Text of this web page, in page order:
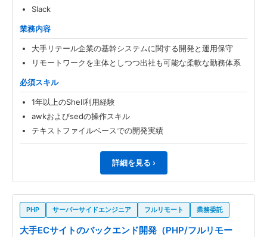
Slack
業務内容
大手リテール企業の基幹システムに関する開発と運用保守
リモートワークを主体としつつ出社も可能な柔軟な勤務体系
必須スキル
1年以上のShell利用経験
awkおよびsedの操作スキル
テキストファイルベースでの開発実績
詳細を見る ›
PHP サーバーサイドエンジニア フルリモート 業務委託
大手ECサイトのバックエンド開発（PHP/フルリモー